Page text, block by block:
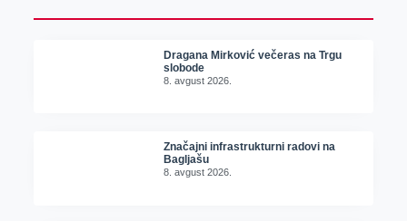
Dragana Mirković večeras na Trgu
slobode
8. avgust 2026.
Značajni infrastrukturni radovi na
Bagljašu
8. avgust 2026.